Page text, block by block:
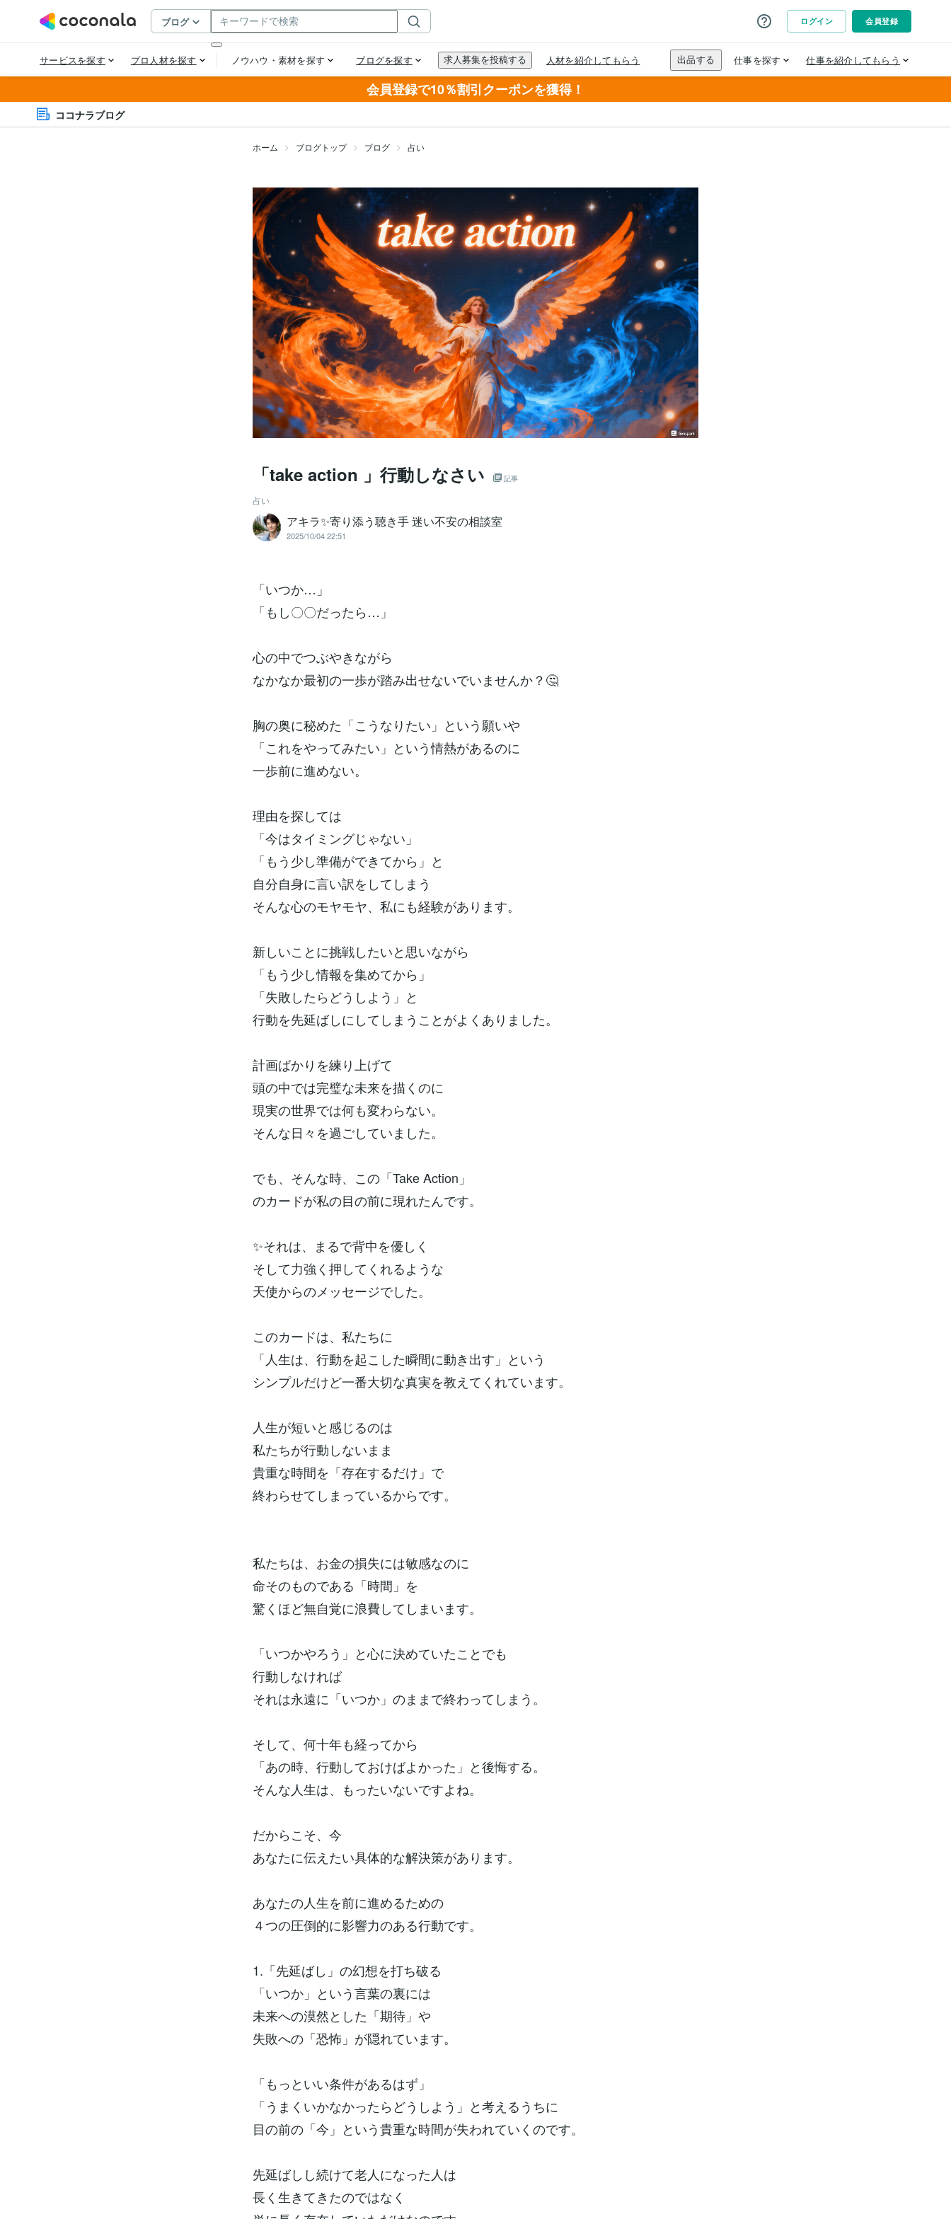
会員登録で10％割引クーポンを獲得！
ココナラブログ
ホーム ブログトップ ブログ 占い
「take action 」行動しなさい 記事
占い
アキラ✨寄り添う聴き手 迷い不安の相談室
2025/10/04 22:51
「いつか…」
「もし〇〇だったら…」
心の中でつぶやきながら
なかなか最初の一歩が踏み出せないでいませんか？🤔
胸の奥に秘めた「こうなりたい」という願いや
「これをやってみたい」という情熱があるのに
一歩前に進めない。
理由を探しては
「今はタイミングじゃない」
「もう少し準備ができてから」と
自分自身に言い訳をしてしまう
そんな心のモヤモヤ、私にも経験があります。
新しいことに挑戦したいと思いながら
「もう少し情報を集めてから」
「失敗したらどうしよう」と
行動を先延ばしにしてしまうことがよくありました。
計画ばかりを練り上げて
頭の中では完璧な未来を描くのに
現実の世界では何も変わらない。
そんな日々を過ごしていました。
でも、そんな時、この「Take Action」
のカードが私の目の前に現れたんです。
✨それは、まるで背中を優しく
そして力強く押してくれるような
天使からのメッセージでした。
このカードは、私たちに
「人生は、行動を起こした瞬間に動き出す」という
シンプルだけど一番大切な真実を教えてくれています。
人生が短いと感じるのは
私たちが行動しないまま
貴重な時間を「存在するだけ」で
終わらせてしまっているからです。
私たちは、お金の損失には敏感なのに
命そのものである「時間」を
驚くほど無自覚に浪費してしまいます。
「いつかやろう」と心に決めていたことでも
行動しなければ
それは永遠に「いつか」のままで終わってしまう。
そして、何十年も経ってから
「あの時、行動しておけばよかった」と後悔する。
そんな人生は、もったいないですよね。
だからこそ、今
あなたに伝えたい具体的な解決策があります。
あなたの人生を前に進めるための
４つの圧倒的に影響力のある行動です。
1.「先延ばし」の幻想を打ち破る
「いつか」という言葉の裏には
未来への漠然とした「期待」や
失敗への「恐怖」が隠れています。
「もっといい条件があるはず」
「うまくいかなかったらどうしよう」と考えるうちに
目の前の「今」という貴重な時間が失われていくのです。
先延ばしし続けて老人になった人は
長く生きてきたのではなく